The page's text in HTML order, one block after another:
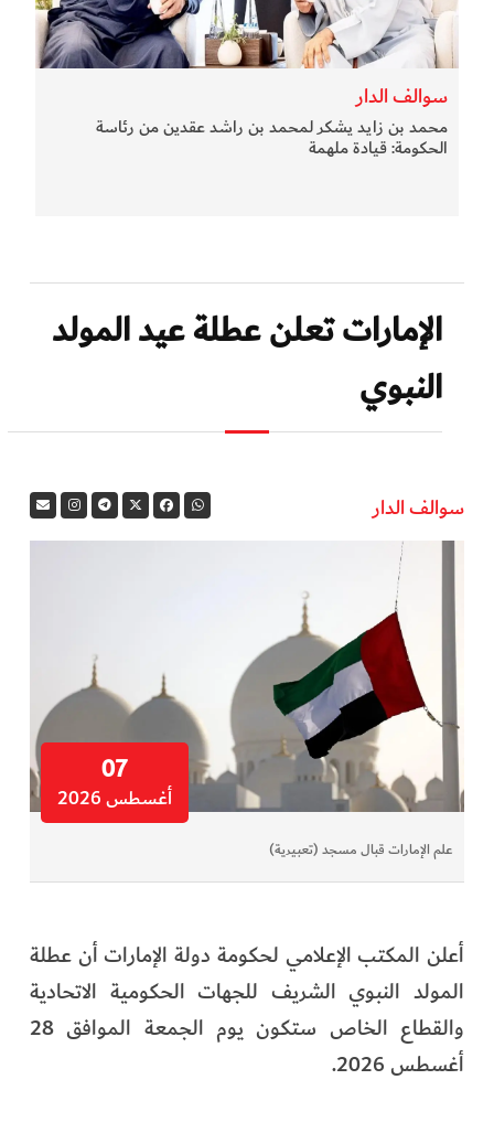
سوالف الدار
محمد بن زايد يشكر لمحمد بن راشد عقدين من رئاسة
الحكومة: قيادة ملهمة
الإمارات تعلن عطلة عيد المولد
النبوي
سوالف الدار
07
أغسطس 2026
علم الإمارات قبال مسجد (تعبيرية)
أعلن المكتب الإعلامي لحكومة دولة الإمارات أن عطلة
المولد النبوي الشريف للجهات الحكومية الاتحادية
والقطاع الخاص ستكون يوم الجمعة الموافق 28
أغسطس 2026.